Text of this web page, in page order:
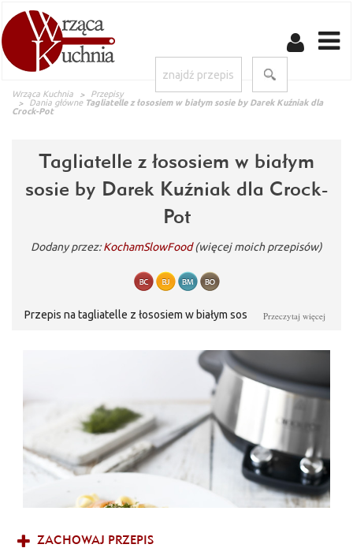
Wrząca Kuchnia
Przepisy
Dania główne Tagliatelle z łososiem w białym sosie by Darek Kuźniak dla
Crock-Pot
Tagliatelle z łososiem w białym
sosie by Darek Kuźniak dla Crock-
Pot
Dodany przez:KochamSlowFood (więcej moich przepisów)
Przepis na tagliatelle z łososiem w białym sosie jest autorstwa
pot. Przygotowanie dania w tym naczyniu nadaje potrawie
bogactwo smaku oraz pozwala zachować wartości odżywcze
dzięki długiemu gotowaniu w niskiej temperaturze.
Przeczytaj więcej
ZACHOWAJ PRZEPIS